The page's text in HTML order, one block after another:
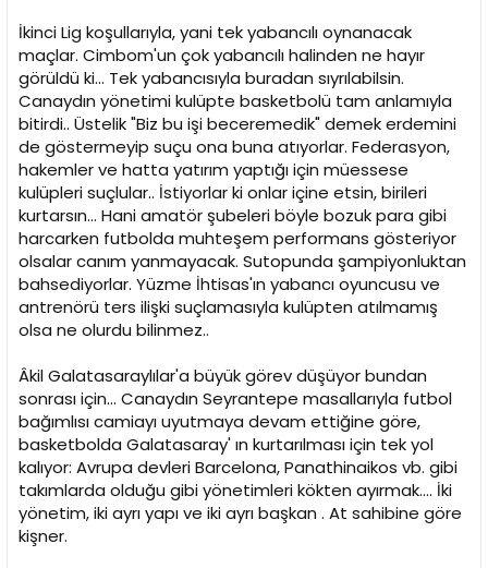
İkinci Lig koşullarıyla, yani tek yabancılı oynanacak
maçlar. Cimbom'un çok yabancılı halinden ne hayır
görüldü ki... Tek yabancısıyla buradan sıyrılabilsin.
Canaydın yönetimi kulüpte basketbolü tam anlamıyla
bitirdi.. Üstelik "Biz bu işi beceremedik" demek erdemini
de göstermeyip suçu ona buna atıyorlar. Federasyon,
hakemler ve hatta yatırım yaptığı için müessese
kulüpleri suçlular.. İstiyorlar ki onlar içine etsin, birileri
kurtarsın... Hani amatör şubeleri böyle bozuk para gibi
harcarken futbolda muhteşem performans gösteriyor
olsalar canım yanmayacak. Sutopunda şampiyonluktan
bahsediyorlar. Yüzme İhtisas'ın yabancı oyuncusu ve
antrenörü ters ilişki suçlamasıyla kulüpten atılmamış
olsa ne olurdu bilinmez..
Âkil Galatasaraylılar'a büyük görev düşüyor bundan
sonrası için... Canaydın Seyrantepe masallarıyla futbol
bağımlısı camiayı uyutmaya devam ettiğine göre,
basketbolda Galatasaray' ın kurtarılması için tek yol
kalıyor: Avrupa devleri Barcelona, Panathinaikos vb. gibi
takımlarda olduğu gibi yönetimleri kökten ayırmak.... İki
yönetim, iki ayrı yapı ve iki ayrı başkan . At sahibine göre
kişner.